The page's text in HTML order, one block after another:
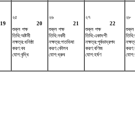
19
২৫
20
শুক্ল পক্ষ
তিথি:অষ্টমী
নক্ষত্র:ধনিষ্ঠা
করণ:বব
যোগ:বৃদ্ধি
২৬
21
শুক্ল পক্ষ
তিথি:নবমী
নক্ষত্র:শতভিষ‌া
করণ:কৌলব
যোগ:ধ্রুব
২৭
22
শুক্ল পক্ষ
তিথি:একাদশী
নক্ষত্র:পূর্বভাদ্রপদ
করণ:বণিজ
যোগ:হর্ষণ
২৮
শুক্ল